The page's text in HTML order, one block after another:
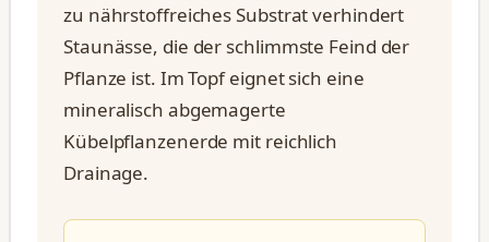
zu nährstoffreiches Substrat verhindert
Staunässe, die der schlimmste Feind der
Pflanze ist. Im Topf eignet sich eine
mineralisch abgemagerte
Kübelpflanzenerde mit reichlich
Drainage.